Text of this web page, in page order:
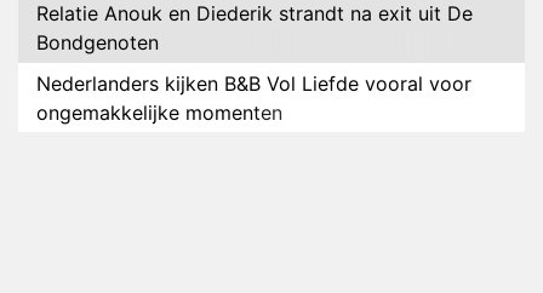
Relatie Anouk en Diederik strandt na exit uit De
Bondgenoten
Nederlanders kijken B&B Vol Liefde vooral voor
ongemakkelijke momenten